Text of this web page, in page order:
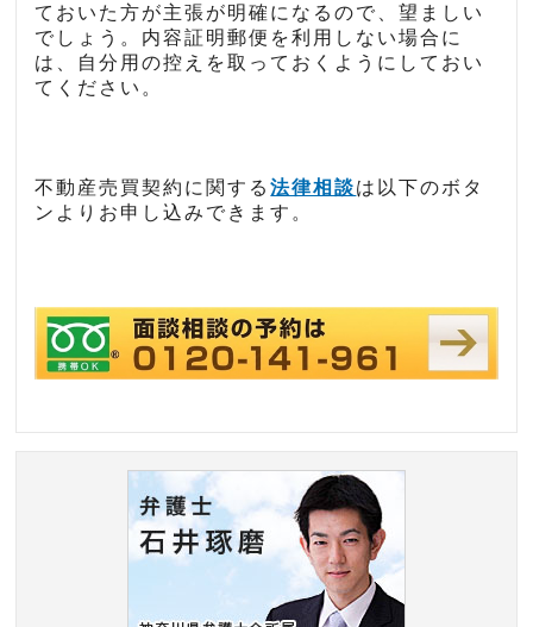
ておいた方が主張が明確になるので、望ましい
でしょう。内容証明郵便を利用しない場合に
は、自分用の控えを取っておくようにしておい
てください。
不動産売買契約に関する法律相談は以下のボタ
ンよりお申し込みできます。